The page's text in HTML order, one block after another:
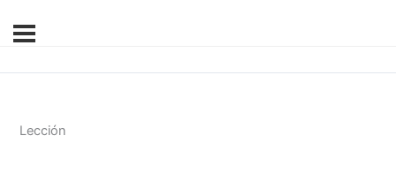
Lección